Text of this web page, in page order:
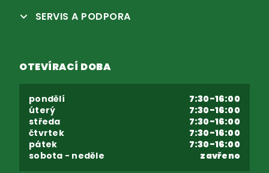
SERVIS A PODPORA
OTEVÍRACÍ DOBA
pondělí
7:30-16:00
úterý
7:30-16:00
středa
7:30-16:00
čtvrtek
7:30-16:00
pátek
7:30-16:00
sobota - neděle
zavřeno